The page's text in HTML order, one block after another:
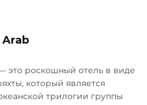
Arab
это роскошный отель в виде
который является
трилогии группы